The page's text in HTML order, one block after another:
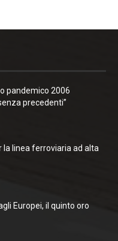
pandemico 2006
precedenti”
la linea ferroviaria ad alta
Europei, il quinto oro